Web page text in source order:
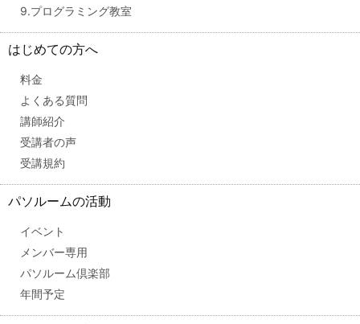
9.プログラミング教室
はじめての方へ
料金
よくある質問
講師紹介
受講者の声
受講規約
パソルームの活動
イベント
メンバー専用
パソルーム倶楽部
年間予定